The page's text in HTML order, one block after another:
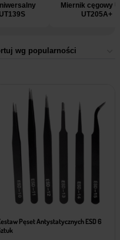
Miernik cęgowy
UT205A+
Pęset Antystatycznych ESD 6